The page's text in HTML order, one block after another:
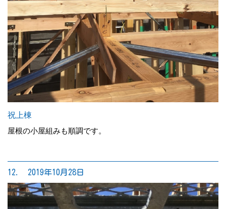
祝上棟
屋根の小屋組みも順調です。
12. 2019年10月28日